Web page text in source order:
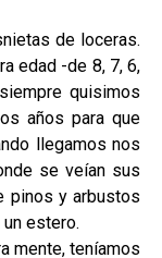
de loceras.
edad -de 8, 7, 6,
quisimos
años para que
llegamos nos
se veían sus
pinos y arbustos
estero.
mente, teníamos